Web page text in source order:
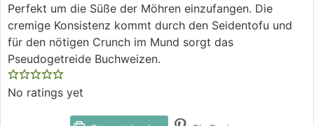
Perfekt um die Süße der Möhren einzufangen. Die
cremige Konsistenz kommt durch den Seidentofu und
für den nötigen Crunch im Mund sorgt das
Pseudogetreide Buchweizen.
No ratings yet